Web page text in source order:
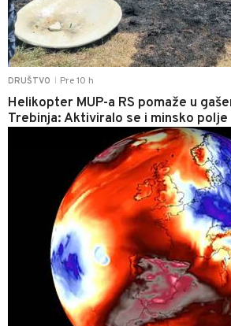
DRUŠTVO Pre 10 h
Helikopter MUP-a RS pomaže u
Trebinja: Aktiviralo se i minsko polje